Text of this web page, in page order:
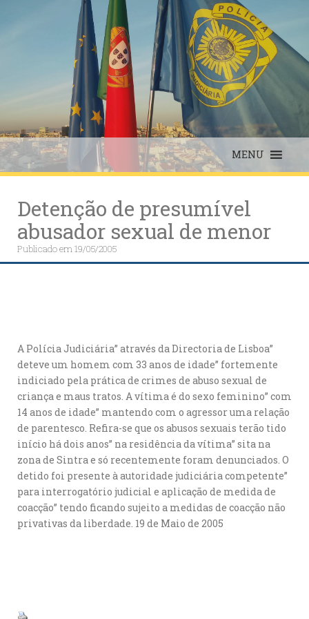
MENU
Detenção de presumível
abusador sexual de menor
Publicado em19/05/2005
A Polícia Judiciária” através da Directoria de Lisboa”
deteve um homem com 33 anos de idade” fortemente
indiciado pela prática de crimes de abuso sexual de
criança e maus tratos. A vítima é do sexo feminino” com
14 anos de idade” mantendo com o agressor uma relação
de parentesco. Refira-se que os abusos sexuais terão tido
início há dois anos” na residência da vítima” sita na
zona de Sintra e só recentemente foram denunciados. O
detido foi presente à autoridade judiciária competente”
para interrogatório judicial e aplicação de medida de
coacção” tendo ficando sujeito a medidas de coacção não
privativas da liberdade. 19 de Maio de 2005